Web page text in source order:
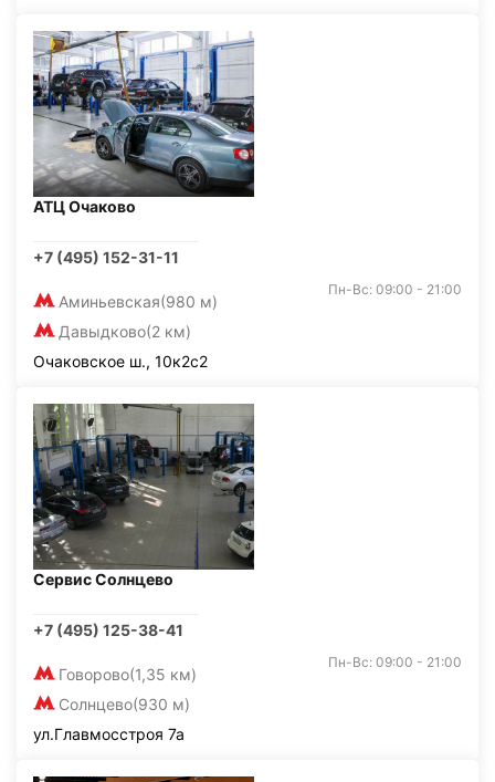
АТЦ Очаково
+7 (495) 152-31-11
Аминьевская(980 м)
Давыдково(2 км)
Пн-Вс: 09:00 - 21:00
Очаковское ш., 10к2с2
Сервис Солнцево
+7 (495) 125-38-41
Говорово(1,35 км)
Солнцево(930 м)
Пн-Вс: 09:00 - 21:00
ул.Главмосстроя 7а